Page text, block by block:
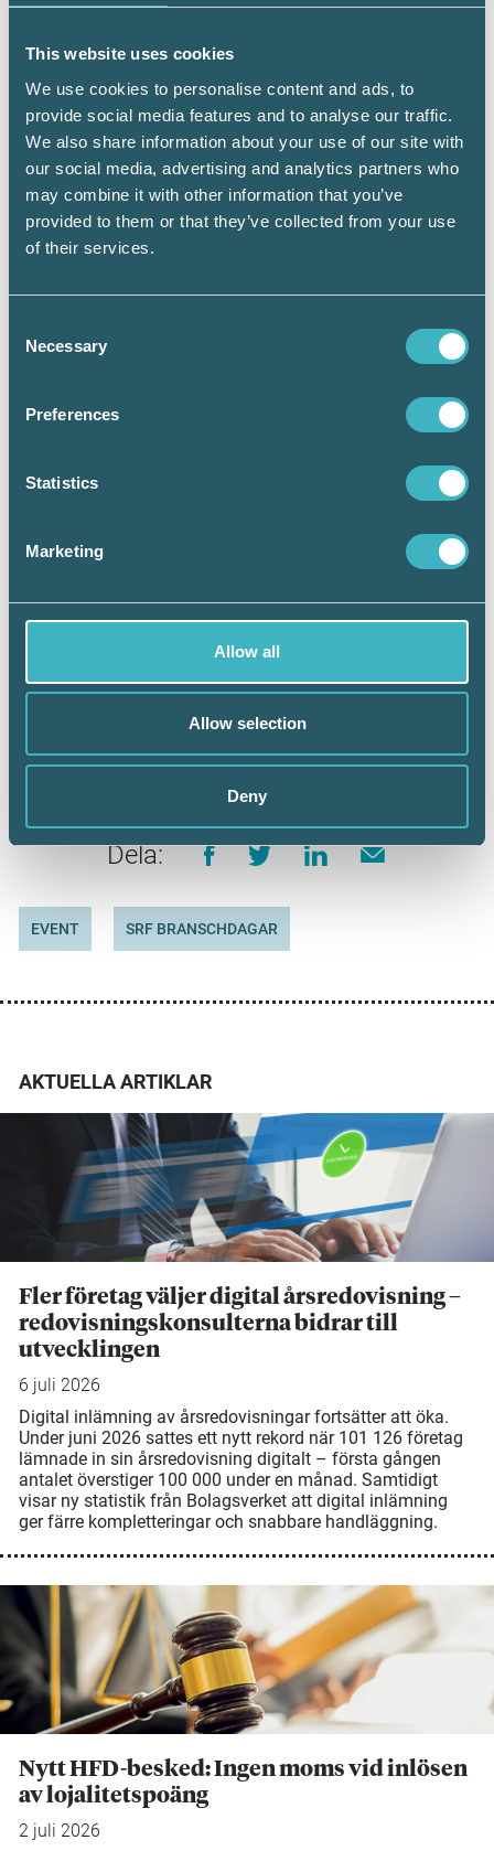
This website uses cookies
We use cookies to personalise content and ads, to
provide social media features and to analyse our traffic.
We also share information about your use of our site with
our social media, advertising and analytics partners who
may combine it with other information that you’ve
provided to them or that they’ve collected from your use
of their services.
Selection
Necessary
Preferences
Statistics
Marketing
Allow all
Allow selection
Deny
kommer tillbaka >>
Kongressdagar 2023: Tvättar du pengar
åt dina kunder? >>
Kongressdagar 2023: Lönsam hållbarhet
>>
Kongressdagar 2023: ”Vad händer sen”
>>
Kongressdagar 2023: AI för redovisning
Kongressdagar 2023: Direktsänt om ny
Kongressdagar 2023: Ny styrelse och
Journalist
Dela:
EVENT SRF BRANSCHDAGAR
AKTUELLA ARTIKLAR
Fler företag väljer digital årsredovisning –
redovisningskonsulterna bidrar till
utvecklingen
6 juli 2026
Digital inlämning av årsredovisningar fortsätter att öka.
Under juni 2026 sattes ett nytt rekord när 101 126 företag
lämnade in sin årsredovisning digitalt – första gången
antalet överstiger 100 000 under en månad. Samtidigt
visar ny statistik från Bolagsverket att digital inlämning
ger färre kompletteringar och snabbare handläggning.
Nytt HFD-besked: Ingen moms vid inlösen
av lojalitetspoäng
2 juli 2026